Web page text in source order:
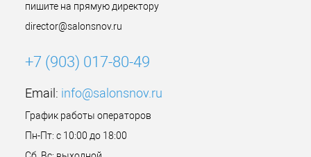
пишите на прямую директору
director@salonsnov.ru
+7 (903) 017-80-49
Email: info@salonsnov.ru
График работы операторов
Пн-Пт: с 10:00 до 18:00